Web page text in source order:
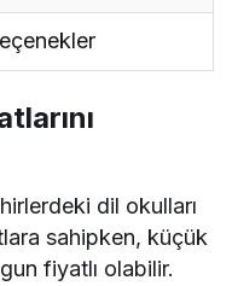
dil okulları
sahipken, küçük
fiyatlı olabilir.